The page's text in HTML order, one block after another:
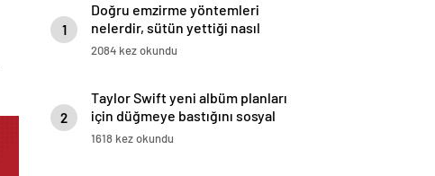
1
Doğru emzirme yöntemleri
nelerdir, sütün yettiği nasıl
anlaşılır?
2084 kez okundu
2
Taylor Swift yeni albüm planları
için düğmeye bastığını sosyal
medyadan duyurdu!
1618 kez okundu